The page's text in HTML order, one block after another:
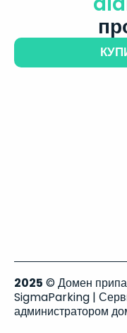
2025 © Домен
SigmaParking |
администратором